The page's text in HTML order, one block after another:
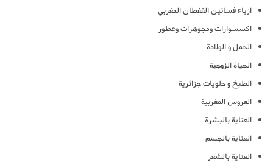
ازياء فساتين القفطان المغربي
اكسسوارات ومجوهرات وعطور
الحمل و الولادة
الحياة الزوجية
الطبخ و حلويات جزائرية
العروس المغربية
العناية بالبشرة
العناية بالجسم
العناية بالشعر